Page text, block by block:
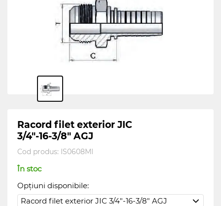
Racord filet exterior JIC
3/4"-16-3/8" AGJ
Cod produs: IS0608MI
În stoc
Opțiuni disponibile: